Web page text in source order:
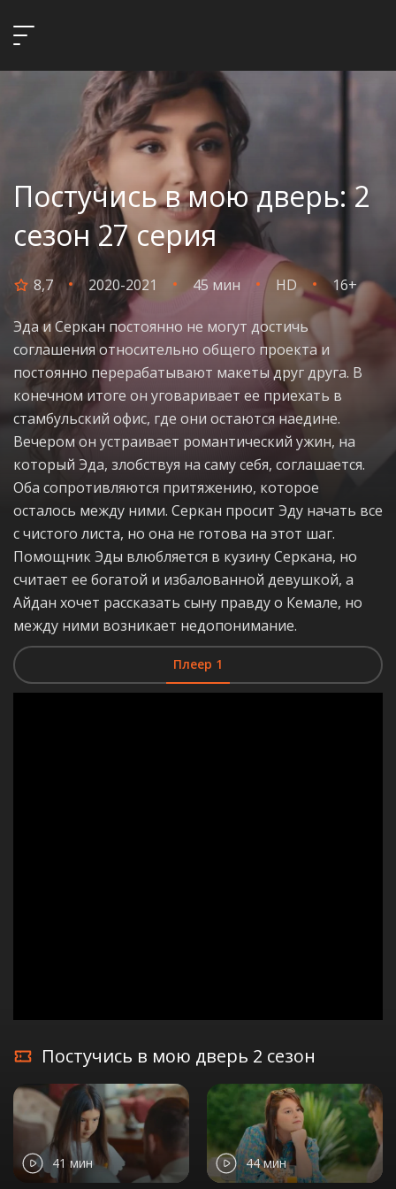
Постучись в мою дверь: 2
сезон 27 серия
8,7 2020-2021 45 мин HD 16+
Эда и Серкан постоянно не могут достичь
соглашения относительно общего проекта и
постоянно перерабатывают макеты друг друга. В
конечном итоге он уговаривает ее приехать в
стамбульский офис, где они остаются наедине.
Вечером он устраивает романтический ужин, на
который Эда, злобствуя на саму себя, соглашается.
Оба сопротивляются притяжению, которое
осталось между ними. Серкан просит Эду начать все
с чистого листа, но она не готова на этот шаг.
Помощник Эды влюбляется в кузину Серкана, но
считает ее богатой и избалованной девушкой, а
Айдан хочет рассказать сыну правду о Кемале, но
между ними возникает недопонимание.
Плеер 1
Постучись в мою дверь 2 сезон
41 мин 44 мин